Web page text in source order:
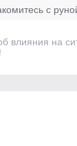
с
влияния на